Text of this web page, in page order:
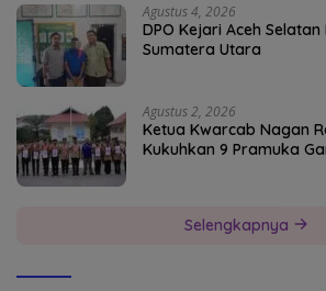
Agustus 4, 2026
DPO Kejari Aceh
Sumatera Utara
Agustus 2, 2026
Ketua Kwarcab Nagan
Kukuhkan 9 Pramuka
Selengkapnya